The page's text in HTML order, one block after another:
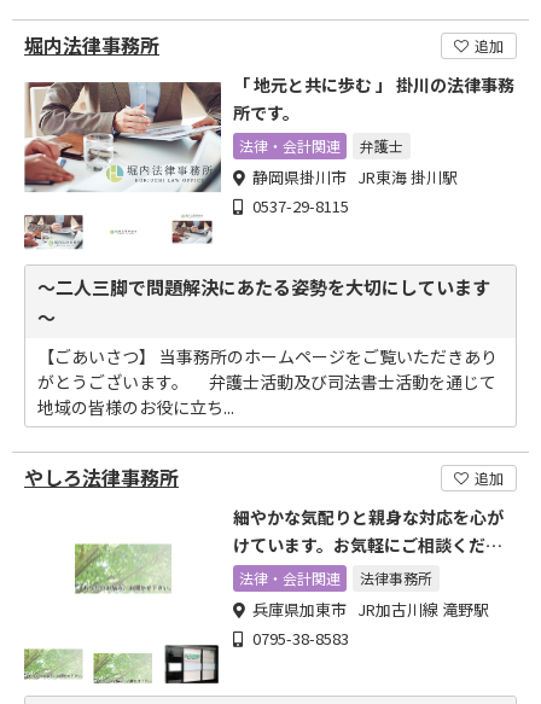
堀内法律事務所 追加
「 地元と共に歩む 」 掛川の法律事務
所です。
法律・会計関連 弁護士
静岡県掛川市 JR東海 掛川駅
0537-29-8115
～二人三脚で問題解決にあたる姿勢を大切にしています
～
【ごあいさつ】 当事務所のホームページをご覧いただきあり
がとうございます。 弁護士活動及び司法書士活動を通じて
地域の皆様のお役に立ち...
やしろ法律事務所 追加
細やかな気配りと親身な対応を心が
けています。お気軽にご相談くださ
い。
法律・会計関連 法律事務所
兵庫県加東市 JR加古川線 滝野駅
0795-38-8583